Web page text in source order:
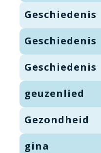
Geschiedenis
Geschiedenis
Geschiedenis
geuzenlied
Gezondheid
gina